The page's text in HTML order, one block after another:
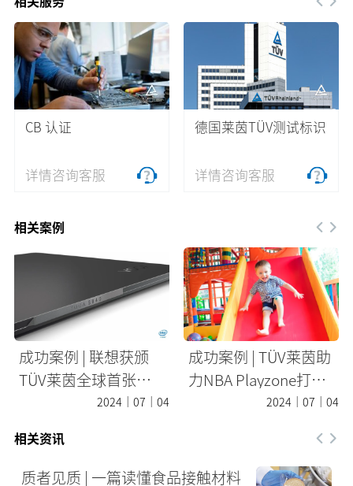
CB 认证
详情咨询客服
德国莱茵TÜV测试标识
详情咨询客服
相关案例
成功案例 | 联想获颁
TÜV莱茵全球首张笔
记本电脑眼部舒适度
2024｜07｜04
成功案例 | TÜV莱茵助
力NBA Playzone打造
2024｜07｜04
相关资讯
质者见质 | 一篇读懂食品接触材料